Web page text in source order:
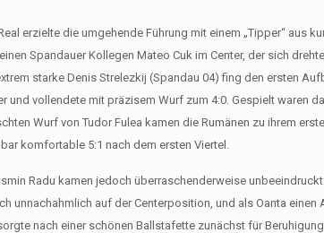
erzielte die umgehende Führung mit einem „Tipper“ aus
Spandauer Kollegen Mateo Cuk im Center, der sich
starke Denis Strelezkij (Spandau 04) fing den ersten
vollendete mit präzisem Wurf zum 4:0. Gespielt waren
Wurf von Tudor Fulea kamen die Rumänen zu ihrem
komfortable 5:1 nach dem ersten Viertel.
Radu kamen jedoch überraschenderweise
unnachahmlich auf der Centerposition, und als Oanta einen
nach einer schönen Ballstafette zunächst für